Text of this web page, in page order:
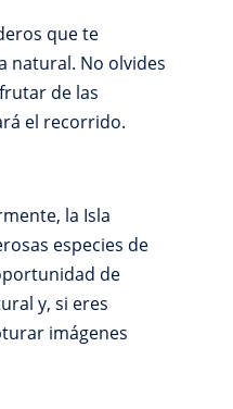
que te
natural. No olvides
de las
el recorrido.
la Isla
especies de
de
y, si eres
imágenes